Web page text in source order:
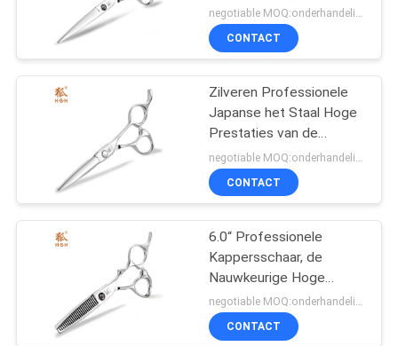
CONTACTEER
ONS
CITAAT
PRIVACY
het het Bladuiteinde
Scherpe het
UFOschroeven
CONTACT
Zilveren Professionele
Japanse het Staal Hoge
Prestaties van de
Kappersschaar
CONTACT
6.0“ Professionele
Kappersschaar, de
Nauwkeurige Hoge
Scherpe Scharen van het
Beëindigenhaar
negotiable MOQ:onderhandelingen
CONTACT